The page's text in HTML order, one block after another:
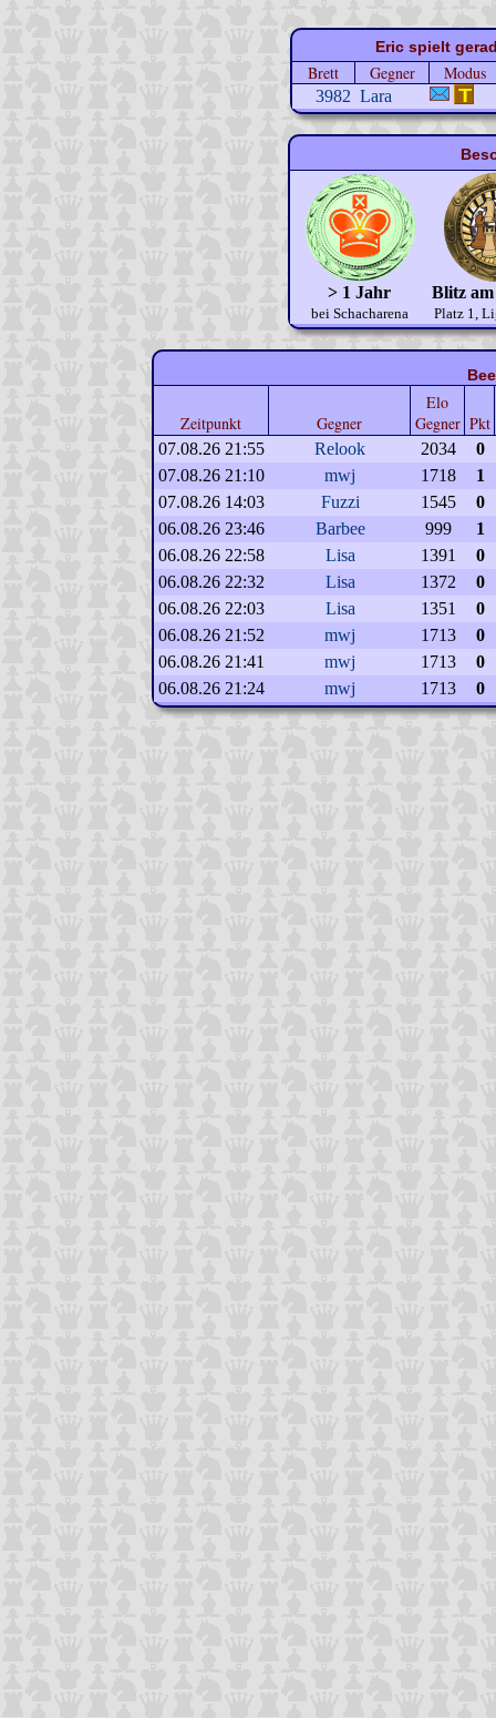
Eric spielt
Brett Gegner Modus
3982 Lara
> 1 Jahr
bei Schacharena
Blitz
Platz 1,
Zeitpunkt Gegner
Elo
Gegner Pkt
07.08.26 21:55 Relook 2034
0
07.08.26 21:10
mwj 1718
1
07.08.26 14:03
Fuzzi 1545
0
06.08.26 23:46
Barbee 999
1
06.08.26 22:58
Lisa 1391
0
06.08.26 22:32
Lisa 1372
0
06.08.26 22:03
Lisa 1351
0
06.08.26 21:52
mwj 1713
0
06.08.26 21:41
mwj 1713
0
06.08.26 21:24
mwj 1713 0